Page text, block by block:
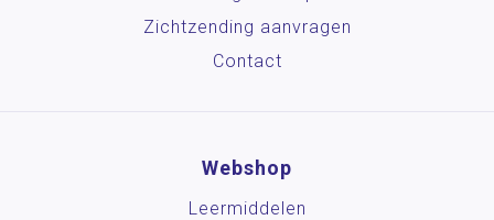
Zichtzending aanvragen
Contact
Webshop
Leermiddelen